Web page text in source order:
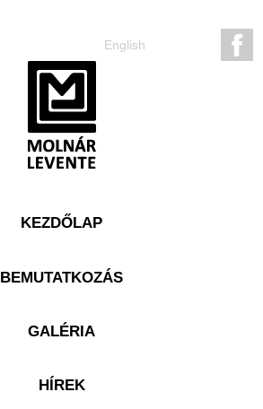
English
KEZDŐLAP
BEMUTATKOZÁS
GALÉRIA
HÍREK